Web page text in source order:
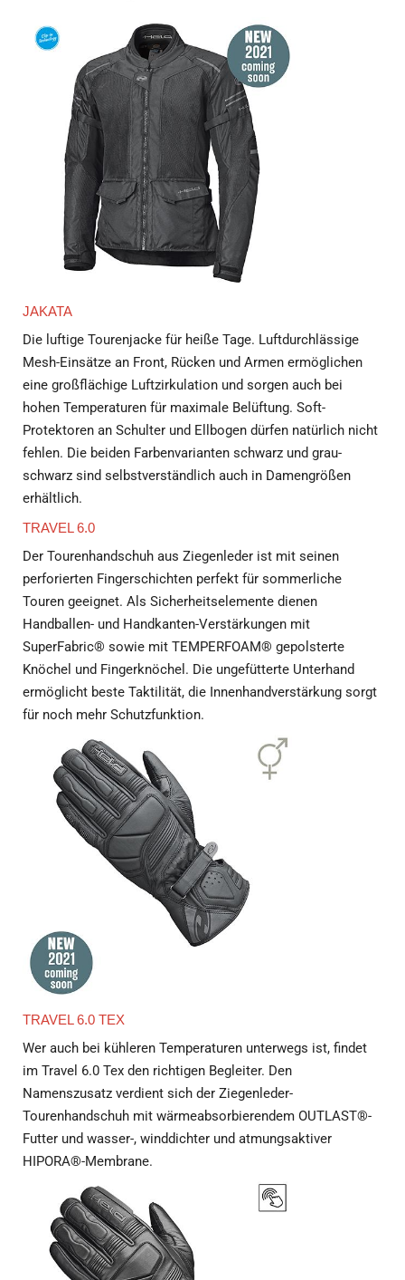
JAKATA
Die luftige Tourenjacke für heiße Tage. Luftdurchlässige
Mesh-Einsätze an Front, Rücken und Armen ermöglichen
eine großflächige Luftzirkulation und sorgen auch bei
hohen Temperaturen für maximale Belüftung. Soft-
Protektoren an Schulter und Ellbogen dürfen natürlich nicht
fehlen. Die beiden Farbenvarianten schwarz und grau-
schwarz sind selbstverständlich auch in Damengrößen
erhältlich.
TRAVEL 6.0
Der Tourenhandschuh aus Ziegenleder ist mit seinen
perforierten Fingerschichten perfekt für sommerliche
Touren geeignet. Als Sicherheitselemente dienen
Handballen- und Handkanten-Verstärkungen mit
SuperFabric® sowie mit TEMPERFOAM® gepolsterte
Knöchel und Fingerknöchel. Die ungefütterte Unterhand
ermöglicht beste Taktilität, die Innenhandverstärkung sorgt
für noch mehr Schutzfunktion.
TRAVEL 6.0 TEX
Wer auch bei kühleren Temperaturen unterwegs ist, findet
im Travel 6.0 Tex den richtigen Begleiter. Den
Namenszusatz verdient sich der Ziegenleder-
Tourenhandschuh mit wärmeabsorbierendem OUTLAST®-
Futter und wasser-, winddichter und atmungsaktiver
HIPORA®-Membrane.